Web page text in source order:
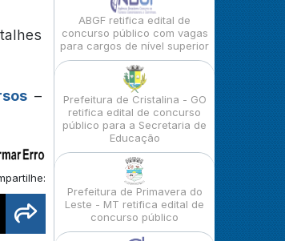
–
ABGF retifica edital de
concurso público com vagas
para cargos de nível superior
Prefeitura de Cristalina - GO
retifica edital de concurso
público para a Secretaria de
Educação
Prefeitura de Primavera do
Leste - MT retifica edital de
concurso público